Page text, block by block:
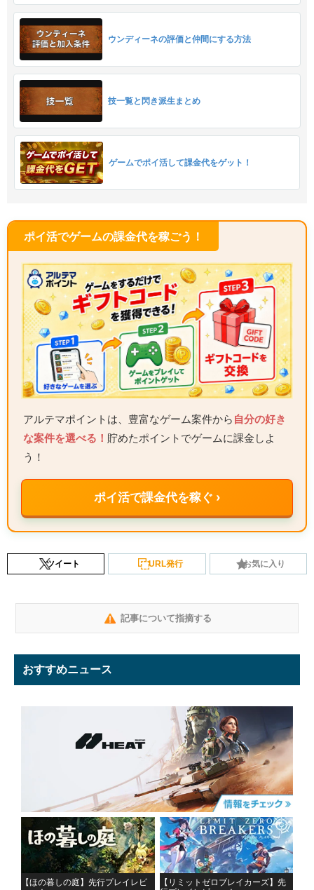
ウンディーネの評価と仲間にする方法
技一覧と閃き派生まとめ
ゲームでポイ活して課金代をゲット！
ポイ活でゲームの課金代を稼ごう！
アルテマポイントは、豊富なゲーム案件から 自分の好き
な案件を選べる！ 貯めたポイントでゲームに課金しよ
う！
ポイ活で課金代を稼ぐ ›
ツイート URL発行 お気に入り
記事について指摘する
おすすめニュース
【ほの暮しの庭】先行プレイレビ
【リミットゼロブレイカーズ】先